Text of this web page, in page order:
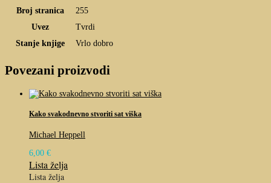
Broj stranica
255
Uvez
Tvrdi
Stanje knjige
Vrlo dobro
Povezani proizvodi
Kako svakodnevno stvoriti sat viška
Michael Heppell
6,00 €
Lista želja
Lista želja